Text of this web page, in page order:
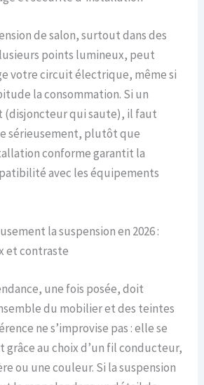
de salon, surtout dans des
points lumineux, peut
votre circuit électrique, même si
la consommation. Si un
(disjoncteur qui saute), il faut
sérieusement, plutôt que
conforme garantit la
avec les équipements
la suspension en 2026 :
et contraste
une fois posée, doit
du mobilier et des teintes
ne s’improvise pas : elle se
grâce au choix d’un fil conducteur,
ou une couleur. Si la suspension